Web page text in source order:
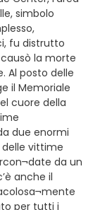
simbolo
fu distrutto
causò la morte
Al posto delle
il Memoriale
cuore della
due enormi
vittime
da un
anche il
per tutti i